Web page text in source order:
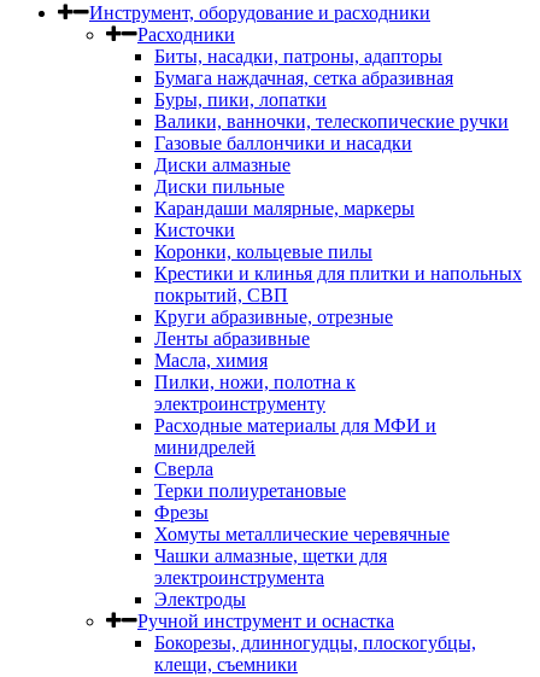
Инструмент, оборудование и расходники
Расходники
Биты, насадки, патроны, адапторы
Бумага наждачная, сетка абразивная
Буры, пики, лопатки
Валики, ванночки, телескопические ручки
Газовые баллончики и насадки
Диски алмазные
Диски пильные
Карандаши малярные, маркеры
Кисточки
Коронки, кольцевые пилы
Крестики и клинья для плитки и напольных
покрытий, СВП
Круги абразивные, отрезные
Ленты абразивные
Масла, химия
Пилки, ножи, полотна к
электроинструменту
Расходные материалы для МФИ и
минидрелей
Сверла
Терки полиуретановые
Фрезы
Хомуты металлические черевячные
Чашки алмазные, щетки для
электроинструмента
Электроды
Ручной инструмент и оснастка
Бокорезы, длинногудцы, плоскогубцы,
клещи, съемники